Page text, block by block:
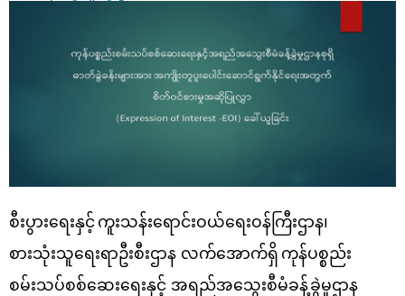
စီးပွားရေးနှင့် ကူးသန်းရောင်းဝယ်ရေးဝန်ကြီးဌာန၊
စားသုံးသူရေးရာဦးစီးဌာန လက်အောက်ရှိ ကုန်ပစ္စည်း
စမ်းသပ်စစ်ဆေးရေးနှင့် အရည်အသွေးစီမံခန့်ခွဲမှုဌာန